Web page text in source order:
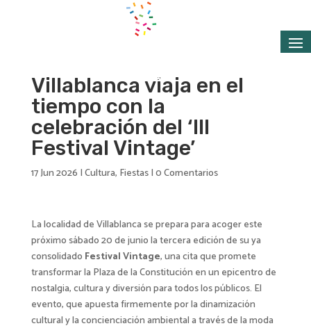
Villablanca viaja en el
tiempo con la
celebración del ‘III
Festival Vintage’
17 Jun 2026 |Cultura, Fiestas|0 Comentarios
La localidad de Villablanca se prepara para acoger este
próximo sábado 20 de junio la tercera edición de su ya
consolidado Festival Vintage, una cita que promete
transformar la Plaza de la Constitución en un epicentro de
nostalgia, cultura y diversión para todos los públicos. El
evento, que apuesta firmemente por la dinamización
cultural y la concienciación ambiental a través de la moda